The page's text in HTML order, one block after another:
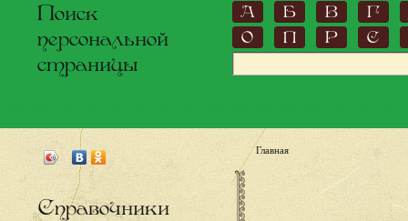
Поиск
персональной
страницы
А Б В
Г
О
П Р С
Справочники
Главная